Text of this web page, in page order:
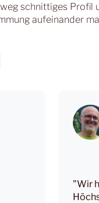
schnittiges Profil
aufeinander
"Wir